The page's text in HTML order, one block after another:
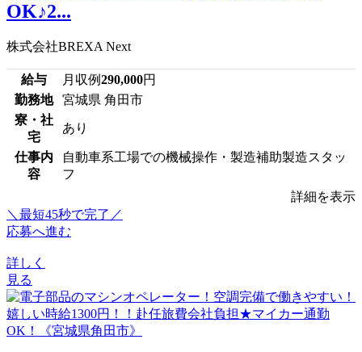
OK♪2...
株式会社BREXA Next
給与 月収例290,000円
勤務地
宮城県 角田市
寮・社
宅
あり
仕事内
容
自動車系工場での機械操作・製造補助製造スタッ
フ
詳細を表示
＼最短45秒で完了／
応募へ進む
詳しく
見る